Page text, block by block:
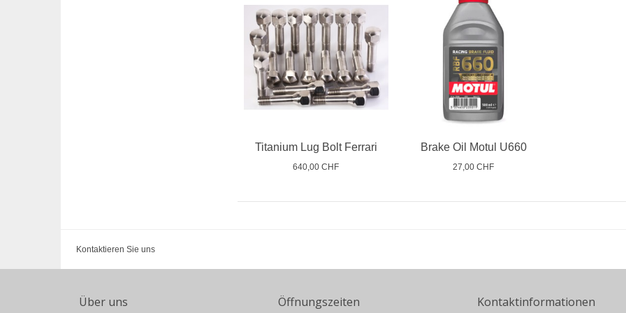
Titanium Lug Bolt Ferrari
640,00 CHF
Brake Oil Motul U660
27,00 CHF
Kontaktieren Sie uns
Über uns Öffnungszeiten Kontaktinformationen